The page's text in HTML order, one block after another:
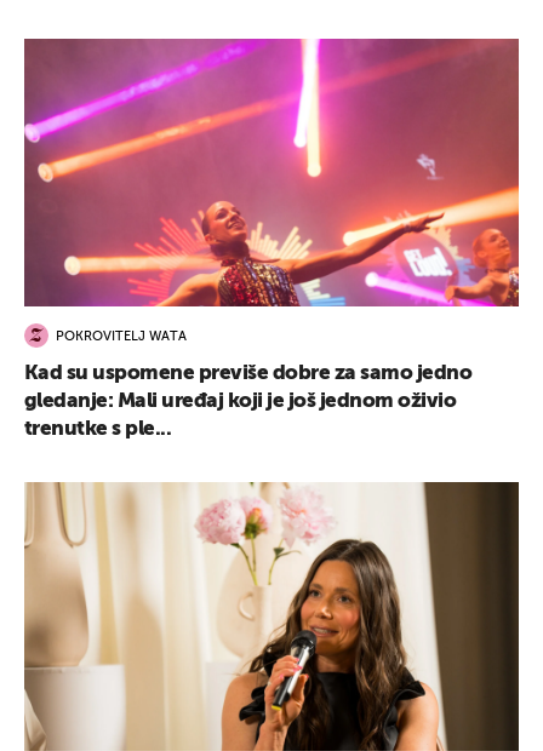
POKROVITELJ WATA
Kad su uspomene previše dobre za samo jedno
gledanje: Mali uređaj koji je još jednom oživio
trenutke s ple...